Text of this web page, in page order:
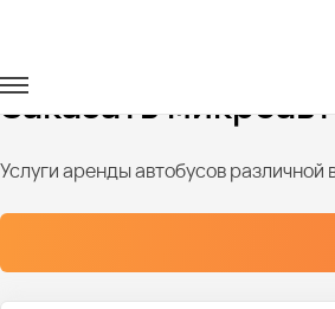
Заказать
Услуги аренды автобусов